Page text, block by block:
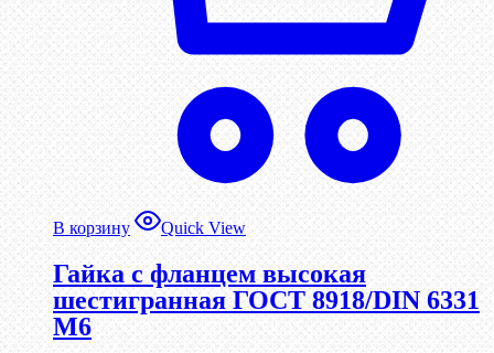
В корзину Quick View
Гайка с фланцем высокая
шестигранная ГОСТ 8918/DIN 6331
М6